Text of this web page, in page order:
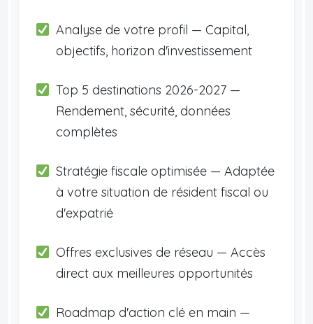
Analyse de votre profil — Capital,
objectifs, horizon d'investissement
Top 5 destinations 2026-2027 —
Rendement, sécurité, données
complètes
Stratégie fiscale optimisée — Adaptée
à votre situation de résident fiscal ou
d'expatrié
Offres exclusives de réseau — Accès
direct aux meilleures opportunités
Roadmap d'action clé en main —